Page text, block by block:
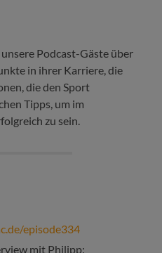
Podcast-Gäste über
in ihrer Karriere, die
die den Sport
Tipps, um im
zu sein.
episode334
mit Philipp: